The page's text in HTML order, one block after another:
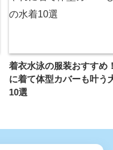
着衣水泳の服装おすすめ
に着て体型カバーも叶う
10選